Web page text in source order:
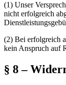
(1) Unser
nicht erfolgreich
(2) Bei erfolgreich
kein Anspruch auf
§ 8 –